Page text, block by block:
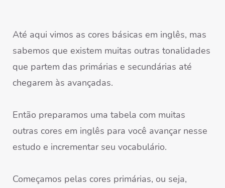
Até aqui vimos as cores básicas em inglês, mas
sabemos que existem muitas outras tonalidades
que partem das primárias e secundárias até
chegarem às avançadas.
Então preparamos uma tabela com muitas
outras cores em inglês para você avançar nesse
estudo e incrementar seu vocabulário.
Começamos pelas cores primárias, ou seja,